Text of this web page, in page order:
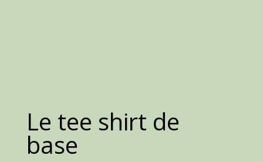
Le tee shirt de
base